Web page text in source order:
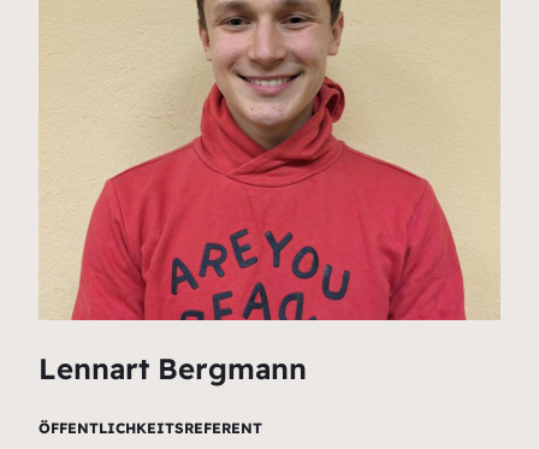
Lennart Bergmann
ÖFFENTLICHKEITSREFERENT